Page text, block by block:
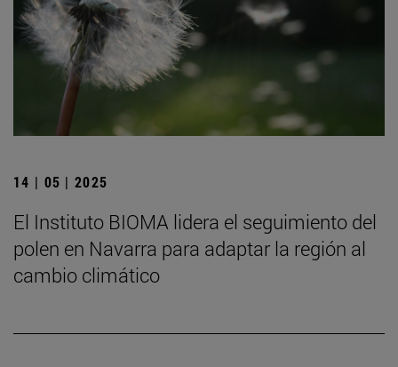
14 | 05 | 2025
El Instituto BIOMA lidera el seguimiento del
polen en Navarra para adaptar la región al
cambio climático